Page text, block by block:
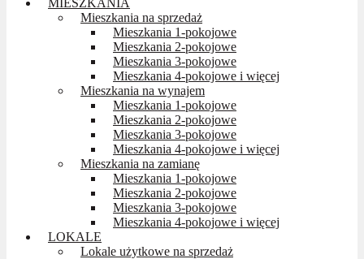
Mieszkania na sprzedaż
Mieszkania 1-pokojowe
Mieszkania 2-pokojowe
Mieszkania 3-pokojowe
Mieszkania 4-pokojowe i więcej
Mieszkania na wynajem
Mieszkania 1-pokojowe
Mieszkania 2-pokojowe
Mieszkania 3-pokojowe
Mieszkania 4-pokojowe i więcej
Mieszkania na zamianę
Mieszkania 1-pokojowe
Mieszkania 2-pokojowe
Mieszkania 3-pokojowe
Mieszkania 4-pokojowe i więcej
LOKALE
Lokale użytkowe na sprzedaż